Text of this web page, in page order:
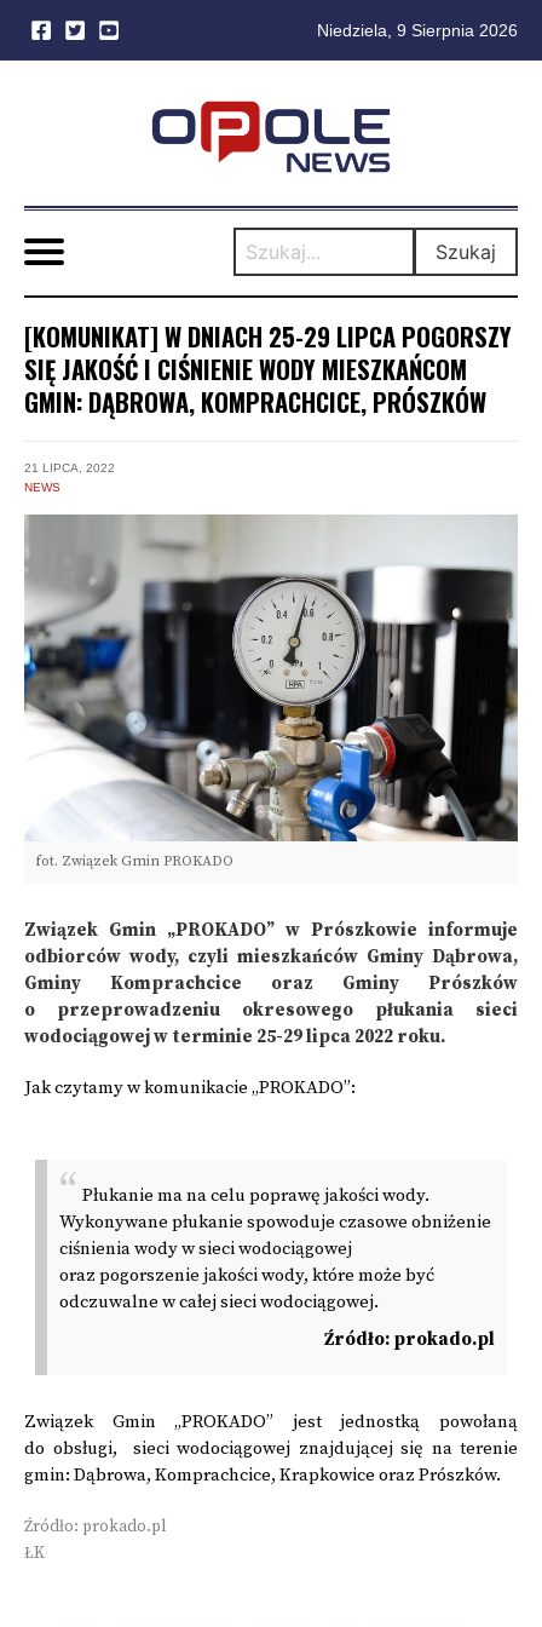
Niedziela, 9 Sierpnia 2026
Szukaj
[KOMUNIKAT] W DNIACH 25-29 LIPCA POGORSZY
SIĘ JAKOŚĆ I CIŚNIENIE WODY MIESZKAŃCOM
GMIN: DĄBROWA, KOMPRACHCICE, PRÓSZKÓW
21 LIPCA, 2022
NEWS
fot. Związek Gmin PROKADO
Związek Gmin „PROKADO” w Prószkowie informuje
odbiorców wody, czyli mieszkańców Gminy Dąbrowa,
Gminy Komprachcice oraz Gminy Prószków
o przeprowadzeniu okresowego płukania sieci
wodociągowej w terminie 25-29 lipca 2022 roku.
Jak czytamy w komunikacie „PROKADO”:
Płukanie ma na celu poprawę jakości wody.
Wykonywane płukanie spowoduje czasowe obniżenie
ciśnienia wody w sieci wodociągowej
oraz pogorszenie jakości wody, które może być
odczuwalne w całej sieci wodociągowej.
Źródło: prokado.pl
Związek Gmin „PROKADO” jest jednostką powołaną
do obsługi, sieci wodociągowej znajdującej się na terenie
gmin: Dąbrowa, Komprachcice, Krapkowice oraz Prószków.
Źródło: prokado.pl
ŁK